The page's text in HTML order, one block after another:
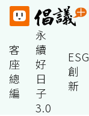
客
座
總
編
永
續
好
日
子
3.0
ESG
創
新